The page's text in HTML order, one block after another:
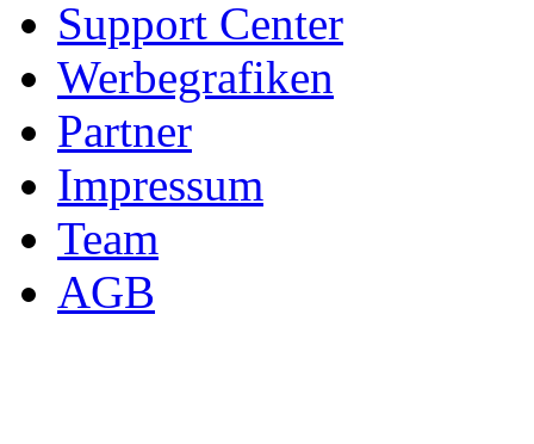
Support Center
Werbegrafiken
Partner
Impressum
Team
AGB